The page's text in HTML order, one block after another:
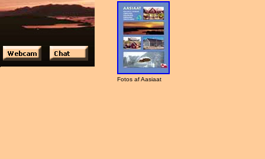
Fotos af Aasiaat